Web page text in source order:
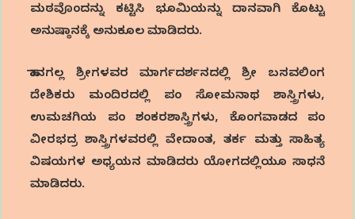
ಮಠವೊಂದನ್ನು ಕಟ್ಟಿಸಿ ಭೂಮಿಯನ್ನು ದಾನವಾಗಿ ಕೊಟ್ಟು
ಅನುಷ್ಠಾನಕ್ಕೆ ಅನುಕೂಲ ಮಾಡಿದರು.
ಹಾನಗಲ್ಲ ಶ್ರೀಗಳವರ ಮಾರ್ಗದರ್ಶನದಲ್ಲಿ ಶ್ರೀ ಬಸವಲಿಂಗ
ದೇಶಿಕರು ಮಂದಿರದಲ್ಲಿ ಪಂ ಸೋಮನಾಥ ಶಾಸ್ತ್ರಿಗಳು,
ಉಮಚಗಿಯ ಪಂ ಶಂಕರಶಾಸ್ತ್ರಿಗಳು, ಕೊಂಗವಾಡದ ಪಂ
ವೀರಭದ್ರ ಶಾಸ್ತ್ರಿಗಳವರಲ್ಲಿ ವೇದಾಂತ, ತರ್ಕ ಮತ್ತು ಸಾಹಿತ್ಯ
ವಿಷಯಗಳ ಅಧ್ಯಯನ ಮಾಡಿದರು ಯೋಗದಲ್ಲಿಯೂ ಸಾಧನೆ
ಮಾಡಿದರು.